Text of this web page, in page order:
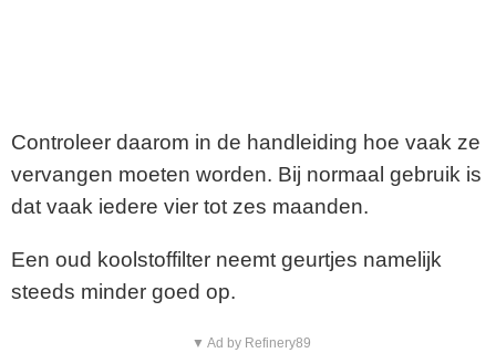
Controleer daarom in de handleiding hoe vaak ze
vervangen moeten worden. Bij normaal gebruik is
dat vaak iedere vier tot zes maanden.
Een oud koolstoffilter neemt geurtjes namelijk
steeds minder goed op.
▼ Ad by Refinery89